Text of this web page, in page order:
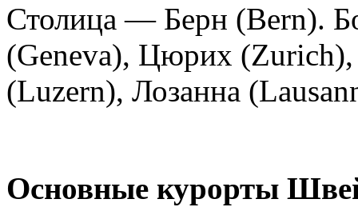
Столица — Берн (Bern).
(Geneva), Цюрих
(Luzern), Лозанна
Основные курорты